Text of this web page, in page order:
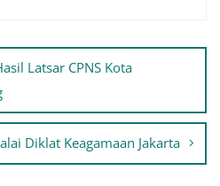
Latsar CPNS Kota
Diklat Keagamaan Jakarta